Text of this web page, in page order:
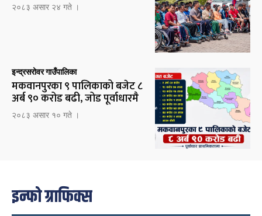
२०८३ असार २४ गते ।
इन्द्रसरोवर गाउँपालिका
मकवानपुरका ९ पालिकाको बजेट ८
अर्ब ९० करोड बढी, जोड पूर्वाधारमै
२०८३ असार १० गते ।
इन्फो ग्राफिक्स